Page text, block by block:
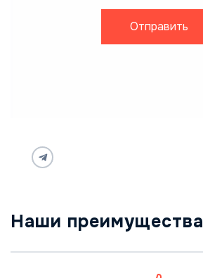
Отправить
Наши преимущества